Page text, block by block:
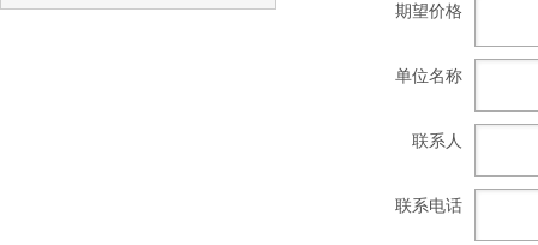
期望价格
单位名称
联系人
联系电话